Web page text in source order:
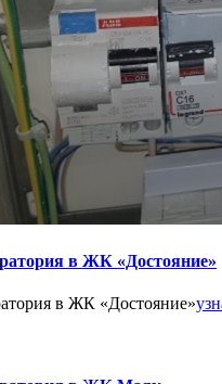
в ЖК «Достояние»
в ЖК «Достояние»